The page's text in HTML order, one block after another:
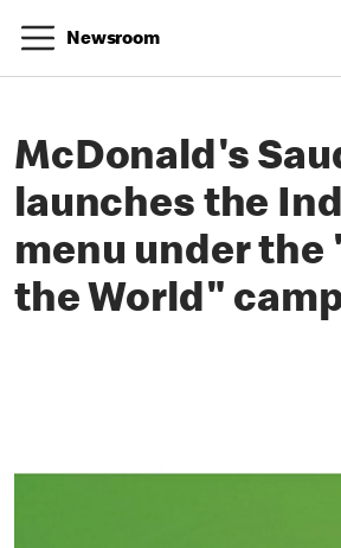
Newsroom
McDonald's
launches the
menu under the
the World"